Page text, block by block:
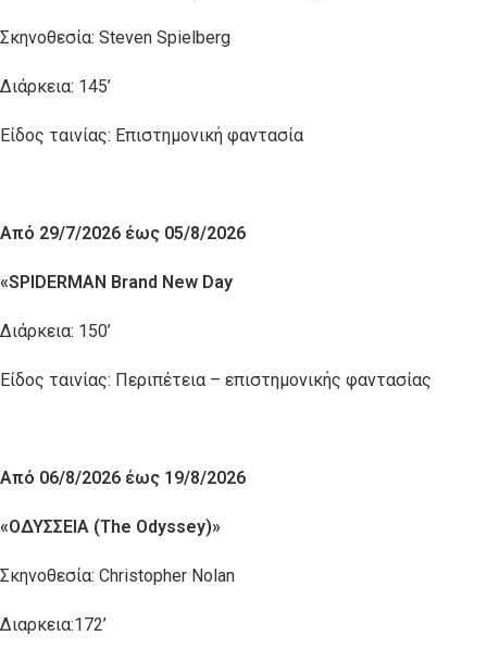
Σκηνοθεσία: Steven Spielberg
Διάρκεια: 145’
Είδος ταινίας: Επιστημονική φαντασία
Από 29/7/2026 έως 05/8/2026
«SPIDERMAN Brand New Day
Διάρκεια: 150’
Είδος ταινίας: Περιπέτεια – επιστημονικής φαντασίας
Από 06/8/2026 έως 19/8/2026
«ΟΔΥΣΣΕΙΑ (The Odyssey)»
Σκηνοθεσία: Christopher Nolan
Διαρκεια:172’